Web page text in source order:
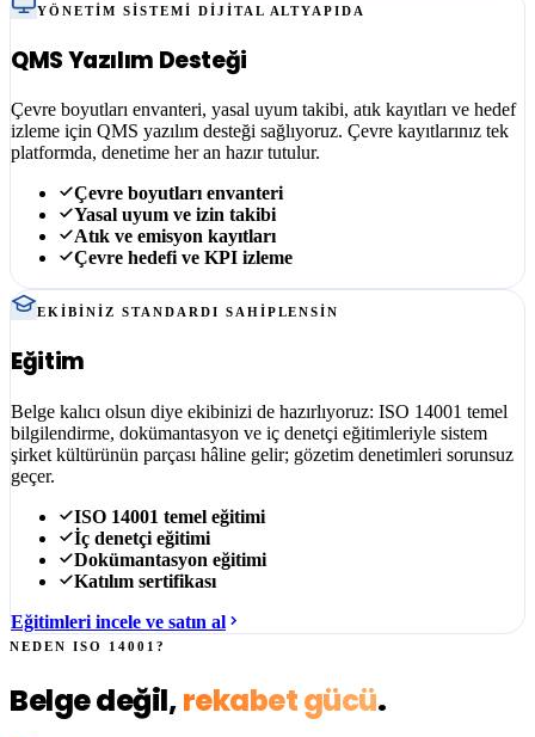
YÖNETIM SISTEMI DIJITAL ALTYAPIDA
QMS Yazılım Desteği
Çevre boyutları envanteri, yasal uyum takibi, atık kayıtları ve hedef
izleme için QMS yazılım desteği sağlıyoruz. Çevre kayıtlarınız tek
platformda, denetime her an hazır tutulur.
Çevre boyutları envanteri
Yasal uyum ve izin takibi
Atık ve emisyon kayıtları
Çevre hedefi ve KPI izleme
EKIBINIZ STANDARDI SAHIPLENSIN
Eğitim
Belge kalıcı olsun diye ekibinizi de hazırlıyoruz: ISO 14001 temel
bilgilendirme, dokümantasyon ve iç denetçi eğitimleriyle sistem
şirket kültürünün parçası hâline gelir; gözetim denetimleri sorunsuz
geçer.
ISO 14001 temel eğitimi
İç denetçi eğitimi
Dokümantasyon eğitimi
Katılım sertifikası
Eğitimleri incele ve satın al
NEDEN ISO 14001 ?
Belge değil,rekabet gücü.